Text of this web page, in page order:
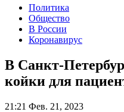
Политика
Общество
В России
Коронавирус
В Санкт-
койки для
21:21 Фев. 21, 2023